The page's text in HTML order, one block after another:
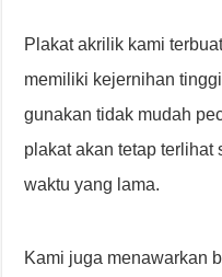
Plakat akrilik kami
memiliki kejernihan
gunakan tidak mudah
plakat akan tetap terlihat
waktu yang lama.
Kami juga menawarkan